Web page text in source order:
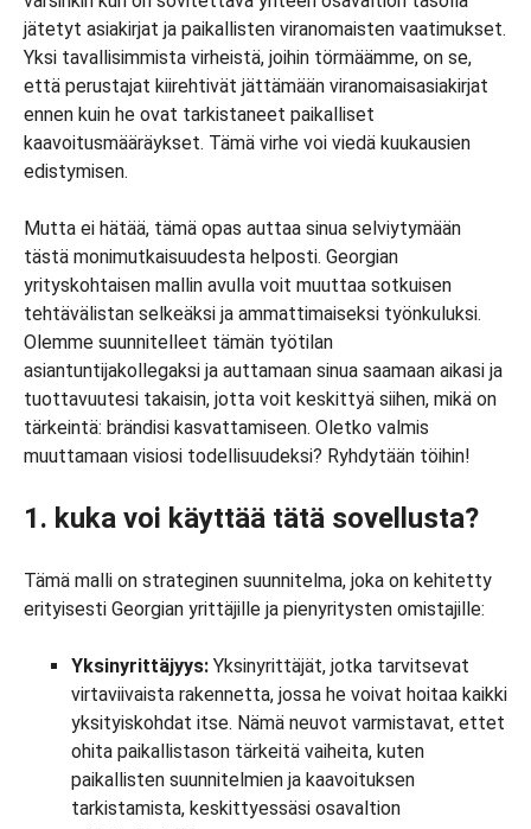
jätetyt asiakirjat ja paikallisten viranomaisten vaatimukset.
Yksi tavallisimmista virheistä, joihin törmäämme, on se,
että perustajat kiirehtivät jättämään viranomaisasiakirjat
ennen kuin he ovat tarkistaneet paikalliset
kaavoitusmääräykset. Tämä virhe voi viedä kuukausien
edistymisen.
Mutta ei hätää, tämä opas auttaa sinua selviytymään
tästä monimutkaisuudesta helposti. Georgian
yrityskohtaisen mallin avulla voit muuttaa sotkuisen
tehtävälistan selkeäksi ja ammattimaiseksi työnkuluksi.
Olemme suunnitelleet tämän työtilan
asiantuntijakollegaksi ja auttamaan sinua saamaan aikasi ja
tuottavuutesi takaisin, jotta voit keskittyä siihen, mikä on
tärkeintä: brändisi kasvattamiseen. Oletko valmis
muuttamaan visiosi todellisuudeksi? Ryhdytään töihin!
1. kuka voi käyttää tätä sovellusta?
Tämä malli on strateginen suunnitelma, joka on kehitetty
erityisesti Georgian yrittäjille ja pienyritysten omistajille:
Yksinyrittäjyys: Yksinyrittäjät, jotka tarvitsevat
virtaviivaista rakennetta, jossa he voivat hoitaa kaikki
yksityiskohdat itse. Nämä neuvot varmistavat, ettet
ohita paikallistason tärkeitä vaiheita, kuten
paikallisten suunnitelmien ja kaavoituksen
tarkistamista, keskittyessäsi osavaltion